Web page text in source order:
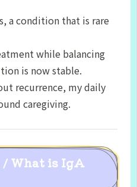
a condition that is rare
while balancing
is now stable.
recurrence, my daily
caregiving.
/ What is IgA